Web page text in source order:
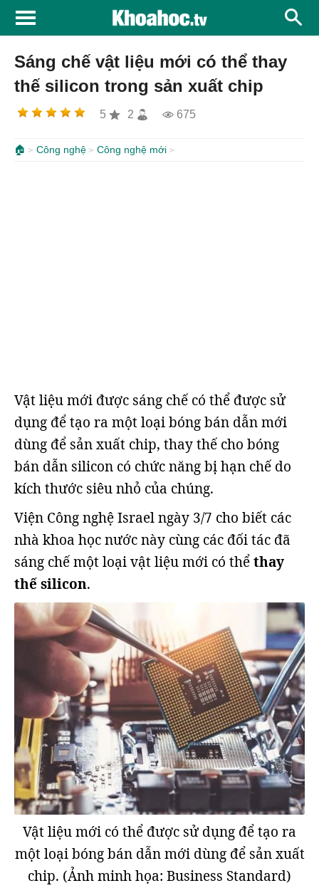
Sáng chế vật liệu mới có thể thay
thế silicon trong sản xuất chip
5 2 675
🏠 Công nghệ Công nghệ mới
Vật liệu mới được sáng chế có thể được sử
dụng để tạo ra một loại bóng bán dẫn mới
dùng để sản xuất chip, thay thế cho bóng
bán dẫn silicon có chức năng bị hạn chế do
kích thước siêu nhỏ của chúng.
Viện Công nghệ Israel ngày 3/7 cho biết các
nhà khoa học nước này cùng các đối tác đã
sáng chế một loại vật liệu mới có thểthay
thế silicon.
Vật liệu mới có thể được sử dụng để tạo ra
một loại bóng bán dẫn mới dùng để sản xuất
chip. (Ảnh minh họa: Business Standard)